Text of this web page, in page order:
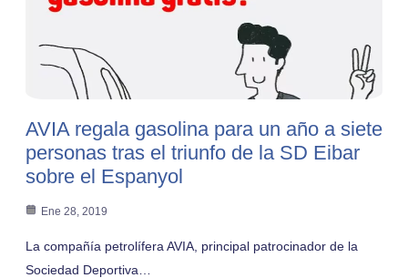
AVIA regala gasolina para un año a siete
personas tras el triunfo de la SD Eibar
sobre el Espanyol
Ene 28, 2019
La compañía petrolífera AVIA, principal patrocinador de la
Sociedad Deportiva…